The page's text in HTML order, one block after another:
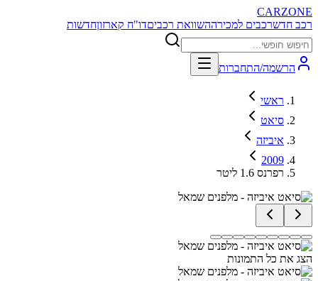
CARZONE
רכב חדשרכבים למכירההשוואת רכביםדו"ח קארזוןחדשות
הרשמה/התחברות
ראשי
סיאט
איביזה
2009
רפרנס 1.6 ליטר
הצג את כל התמונות